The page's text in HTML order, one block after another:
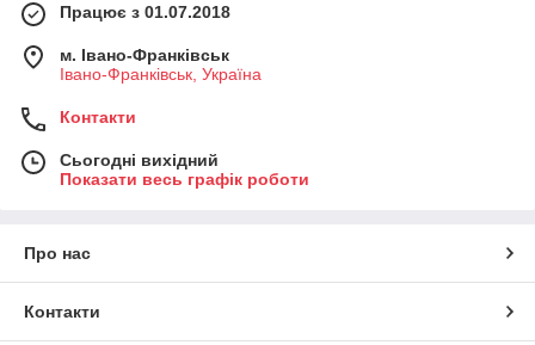
Працює з 01.07.2018
м. Івано-Франківськ
Івано-Франківськ, Україна
Контакти
Сьогодні вихідний
Показати весь графік роботи
Про нас
Контакти